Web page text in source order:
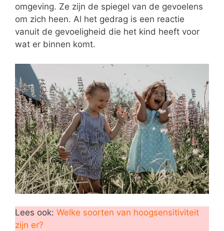
omgeving. Ze zijn de spiegel van de gevoelens
om zich heen. Al het gedrag is een reactie
vanuit de gevoeligheid die het kind heeft voor
wat er binnen komt.
Lees ook: Welke soorten van hoogsensitiviteit
zijn er?